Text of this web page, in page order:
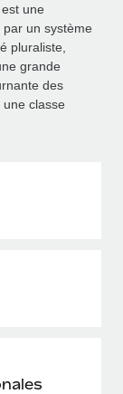
une
un système
pluraliste,
grande
des
classe